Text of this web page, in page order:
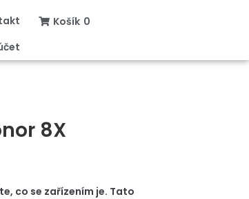
Košík 0
8X
co se zařízením je. Tato